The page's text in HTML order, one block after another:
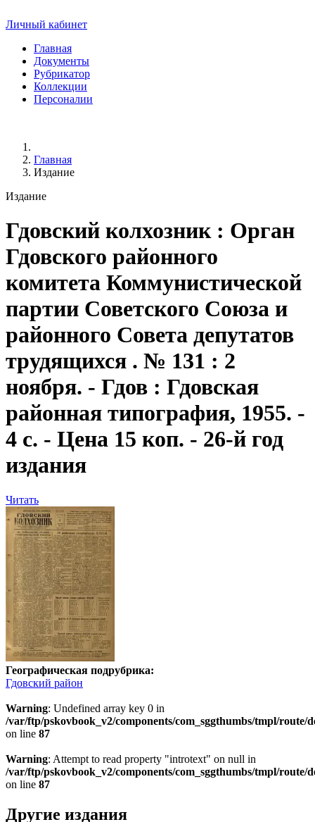
Личный кабинет
Главная
Документы
Рубрикатор
Коллекции
Персоналии
Главная
Издание
Издание
Гдовский колхозник: Орган
Гдовского районного
комитета Коммунистической
партии Советского Союза и
районного Совета депутатов
трудящихся . № 131 : 2
ноября. - Гдов : Гдовская
районная типография, 1955. -
4 с. - Цена 15 коп. - 26-й год
издания
Читать
Географическая подрубрика:
Гдовский район
Warning: Undefined array key 0 in
/var/ftp/pskovbook_v2/components/com_sggthumbs/tmpl/route/
on line 87
Warning: Attempt to read property "introtext" on null in
/var/ftp/pskovbook_v2/components/com_sggthumbs/tmpl/route/
on line 87
Другие издания